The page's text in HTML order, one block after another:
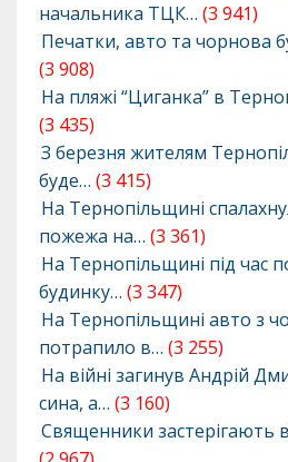
начальника ТЦК… (3 941)
Печатки, авто та чорнова
(3 908)
На пляжі “Циганка” в
(3 435)
З березня жителям
буде… (3 415)
На Тернопільщині
пожежа на… (3 361)
На Тернопільщині під час
будинку… (3 347)
На Тернопільщині авто з
потрапило в… (3 255)
На війні загинув Андрій
сина, а… (3 160)
Священники застерігають